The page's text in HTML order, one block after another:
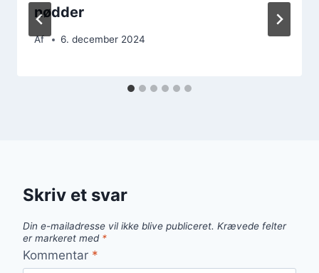
nødder
Af 6. december 2024
Skriv et svar
Din e-mailadresse vil ikke blive publiceret. Krævede felter
er markeret med *
Kommentar *